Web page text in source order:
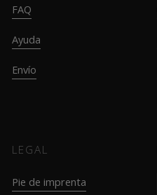
FAQ
Ayuda
Envío
LEGAL
Pie de imprenta